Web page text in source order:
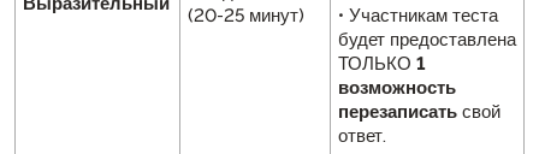
(20-25 минут)
• Участникам теста
будет предоставлена
ТОЛЬКО 1
возможность
перезаписать свой
ответ.